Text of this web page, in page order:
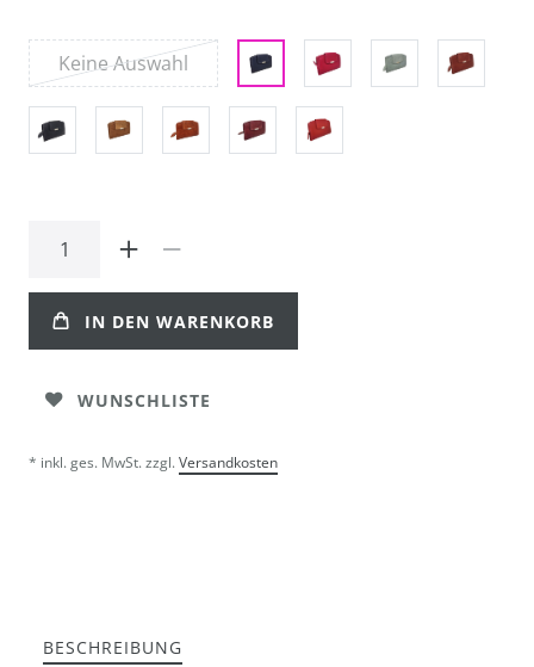
Keine Auswahl
IN DEN WARENKORB
WUNSCHLISTE
* inkl. ges. MwSt. zzgl.Versandkosten
BESCHREIBUNG